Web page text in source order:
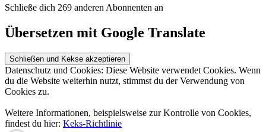
Schließe dich 269 anderen Abonnenten an
Übersetzen mit Google Translate
Datenschutz und Cookies: Diese Website verwendet Cookies. Wenn
du die Website weiterhin nutzt, stimmst du der Verwendung von
Cookies zu.
Weitere Informationen, beispielsweise zur Kontrolle von Cookies,
findest du hier: Keks-Richtlinie